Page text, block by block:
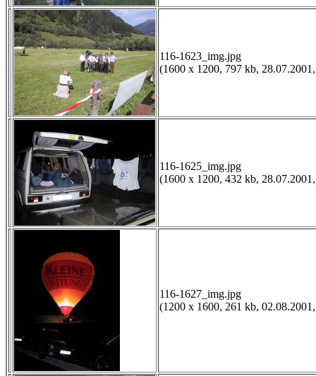
116-1623_img.jpg
(1600 x 1200, 797 kb,
116-1625_img.jpg
(1600 x 1200, 432 kb,
116-1627_img.jpg
(1200 x 1600, 261 kb,